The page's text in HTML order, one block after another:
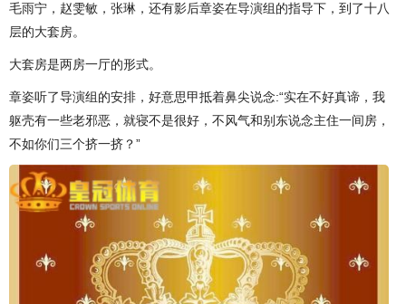
毛雨宁，赵雯敏，张琳，还有影后章姿在导演组的指导下，到了十八
层的大套房。
大套房是两房一厅的形式。
章姿听了导演组的安排，好意思甲抵着鼻尖说念:“实在不好真谛，我
躯壳有一些老邪恶，就寝不是很好，不风气和别东说念主住一间房，
不如你们三个挤一挤？”